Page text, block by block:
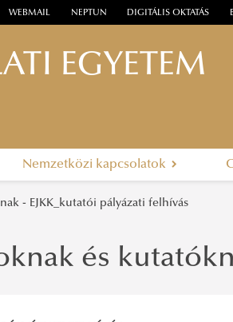
WEBMAIL NEPTUN DIGITÁLIS OKTATÁS
EGYETEM
Nemzetközi kapcsolatok
- EJKK_kutatói pályázati felhívás
és